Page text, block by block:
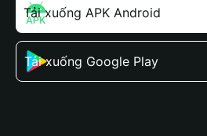
Tải xuống APK Android
Tải xuống Google Play